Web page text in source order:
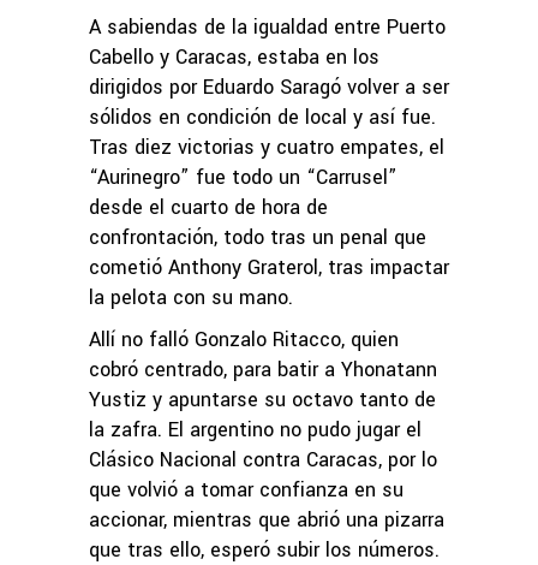
A sabiendas de la igualdad entre Puerto
Cabello y Caracas, estaba en los
dirigidos por Eduardo Saragó volver a ser
sólidos en condición de local y así fue.
Tras diez victorias y cuatro empates, el
“Aurinegro” fue todo un “Carrusel”
desde el cuarto de hora de
confrontación, todo tras un penal que
cometió Anthony Graterol, tras impactar
la pelota con su mano.
Allí no falló Gonzalo Ritacco, quien
cobró centrado, para batir a Yhonatann
Yustiz y apuntarse su octavo tanto de
la zafra. El argentino no pudo jugar el
Clásico Nacional contra Caracas, por lo
que volvió a tomar confianza en su
accionar, mientras que abrió una pizarra
que tras ello, esperó subir los números.